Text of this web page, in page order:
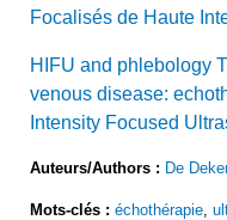
Focalisés de Haute
HIFU and phlebology
venous disease:
Intensity Focused
Auteurs/Authors : De
Mots-clés : échothérapie